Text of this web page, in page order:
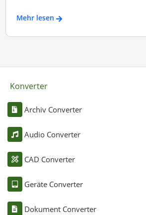
Mehr lesen
Konverter
Archiv Converter
Audio Converter
CAD Converter
Geräte Converter
Dokument Converter